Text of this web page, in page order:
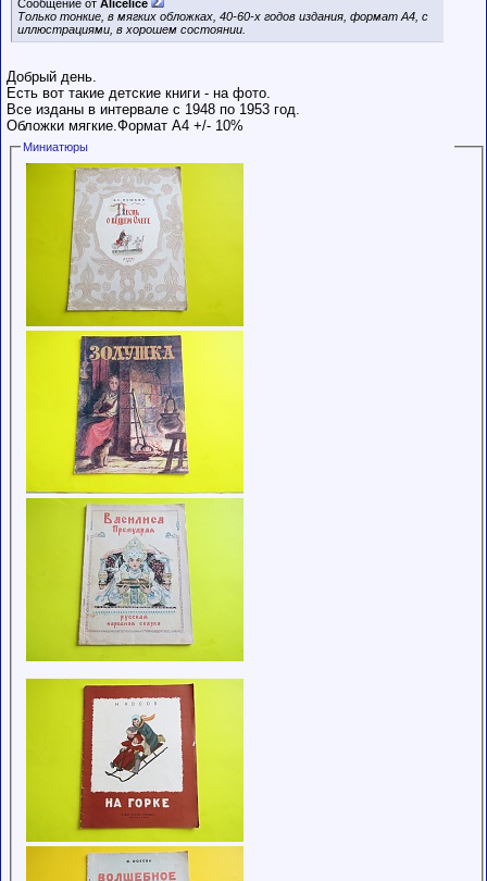
пользователями,
низким
Сообщение от Alicelice
Только тонкие, в мягких обложках, 40-60-х годов издания, формат А4, с
иллюстрациями, в хорошем состоянии.
Добрый день.
Есть вот такие детские книги - на фото.
Все изданы в интервале с 1948 по 1953 год.
Обложки мягкие.Формат А4 +/- 10%
Миниатюры